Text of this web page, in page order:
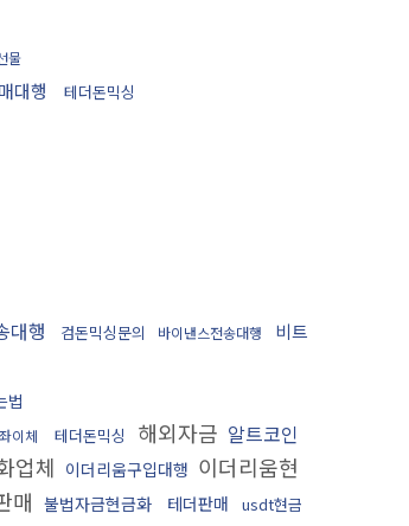
물
대행 테더돈믹싱
대행 검돈믹싱문의 바이낸스전송대행
비트
법
이체 테더돈믹싱 해외자금 알트코인
업체 이더리움구입대행 이더리움현
매 불법자금현금화 테더판매
usdt현금